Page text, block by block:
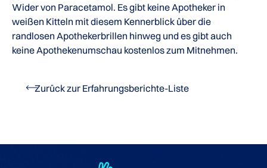
Wider von Paracetamol. Es gibt keine Apotheker in
weißen Kitteln mit diesem Kennerblick über die
randlosen Apothekerbrillen hinweg und es gibt auch
keine Apothekenumschau kostenlos zum Mitnehmen.
Zurück zur Erfahrungsberichte-Liste